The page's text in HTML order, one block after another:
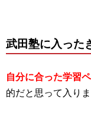
武田塾に入った
自分に合った学習
的だと思って入りま